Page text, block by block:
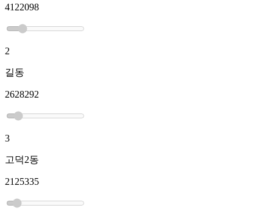
4122098
2
길동
2628292
3
고덕2동
2125335